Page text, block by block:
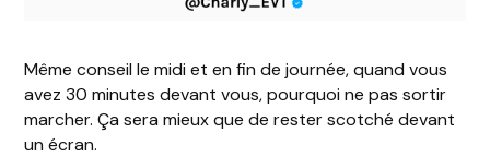
Même conseil le midi et en fin de journée, quand vous
avez 30 minutes devant vous, pourquoi ne pas sortir
marcher. Ça sera mieux que de rester scotché devant
un écran.